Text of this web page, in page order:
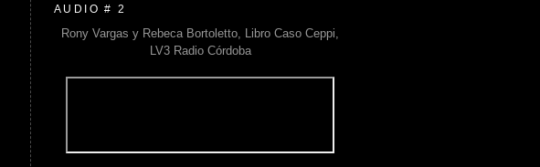
AUDIO # 2
Rony Vargas y Rebeca Bortoletto, Libro Caso Ceppi,
LV3 Radio Córdoba